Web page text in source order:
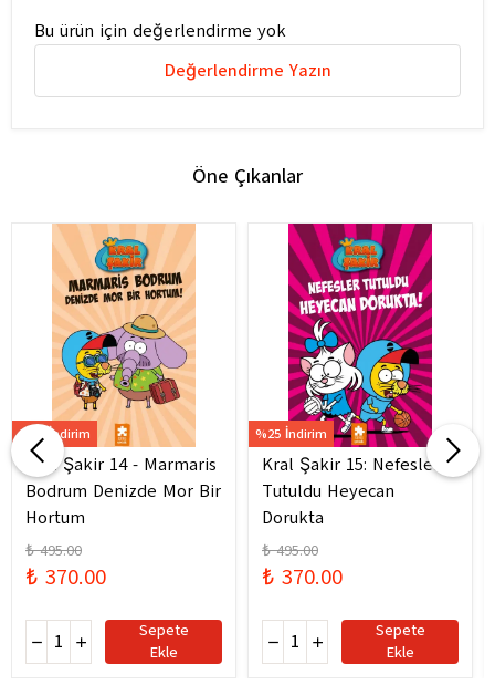
Bu ürün için değerlendirme yok
Değerlendirme Yazın
Öne Çıkanlar
%25 İndirim
Kral Şakir 14 - Marmaris
Bodrum Denizde Mor Bir
Hortum
₺ 495.00
₺ 370.00
Sepete
Ekle
%25 İndirim
Kral Şakir 15: Nefesler
Tutuldu Heyecan
Dorukta
₺ 495.00
₺ 370.00
Sepete
Ekle